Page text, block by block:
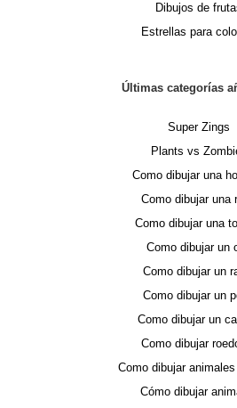
Dibujos de
Estrellas para
Últimas categorías
Super Zings
Plants vs
Como dibujar una
Como dibujar una
Como dibujar una
Como dibujar un
Como dibujar un
Como dibujar un
Como dibujar un
Como dibujar
Como dibujar
Cómo dibujar